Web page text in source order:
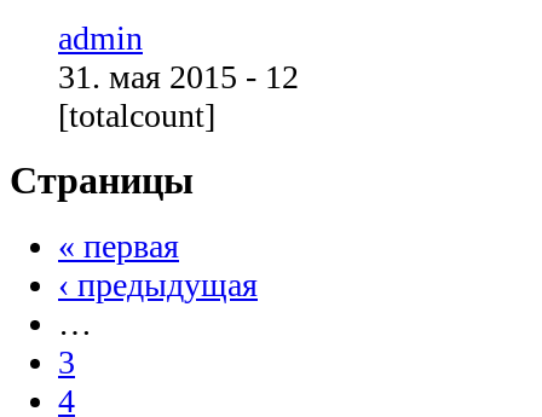
admin
31. мая 2015 - 12
[totalcount]
Страницы
« первая
‹ предыдущая
…
3
4